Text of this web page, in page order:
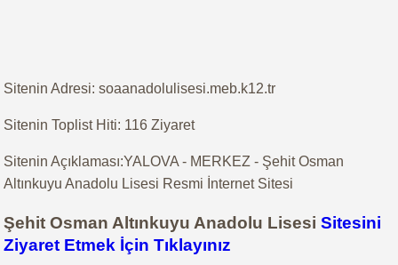
Sitenin Adresi: soaanadolulisesi.meb.k12.tr
Sitenin Toplist Hiti: 116 Ziyaret
Sitenin Açıklaması:YALOVA - MERKEZ - Şehit Osman
Altınkuyu Anadolu Lisesi Resmi İnternet Sitesi
Şehit Osman Altınkuyu Anadolu LisesiSitesini
Ziyaret Etmek İçin Tıklayınız